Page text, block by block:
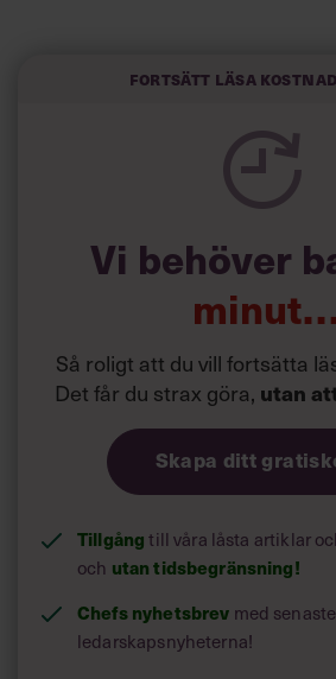
och höjt arbetsglädjen på Google:
Fortsätt läsa
Vi behöver
Så roligt att du vill fortsätta
Det får du strax göra, utan
Skapa ditt
Tillgångtill våra låsta artiklar
och utan tidsbegränsning!
Chefs nyhetsbrev med senaste
ledarskapsnyheterna!